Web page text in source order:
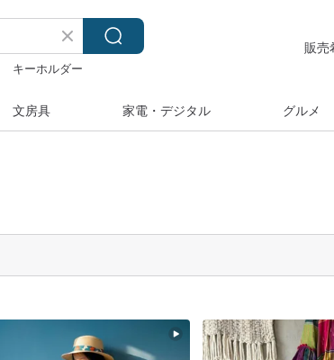
キーホルダー
販売
文房具 家電・デジタル グルメ